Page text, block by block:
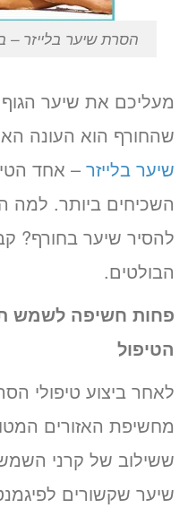
הסרת שיער בלייזר –
מעליכם את שיער
שהחורף הוא העונה
שיער בלייזר – אחד
השכיחים ביותר. למה
להסיר שיער בחורף?
הבולטים.
פחות חשיפה לשמש
הטיפול
לאחר ביצוע טיפולי
מחשיפת האזורים
ששילוב של קרני
שיער שקשורים